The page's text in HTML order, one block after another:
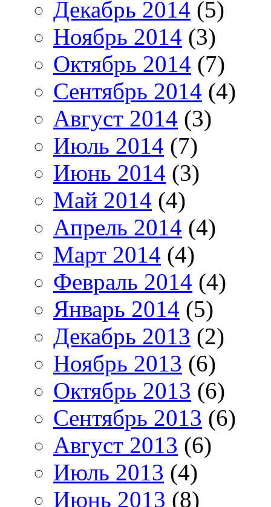
Декабрь 2014 (5)
Ноябрь 2014 (3)
Октябрь 2014 (7)
Сентябрь 2014 (4)
Август 2014 (3)
Июль 2014 (7)
Июнь 2014 (3)
Май 2014 (4)
Апрель 2014 (4)
Март 2014 (4)
Февраль 2014 (4)
Январь 2014 (5)
Декабрь 2013 (2)
Ноябрь 2013 (6)
Октябрь 2013 (6)
Сентябрь 2013 (6)
Август 2013 (6)
Июль 2013 (4)
Июнь 2013 (8)